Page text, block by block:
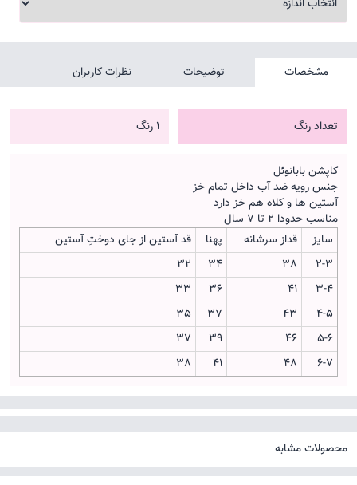
مشخصات توضیحات نظرات کاربران
تعداد رنگ 1 رنگ
کاپشن بابانوئل
جنس رویه ضد آب داخل تمام خز
آستین ها و کلاه هم خز دارد
مناسب حدودا 2 تا 7 سال
سایز
قداز سرشانه پهنا
قد آستین از جای دوختِ آستین
2-3
38
34
32
3-4
41
36
33
4-5
43
37
35
5-6
46
39
37
6-7
48
41
38
محصولات مشابه